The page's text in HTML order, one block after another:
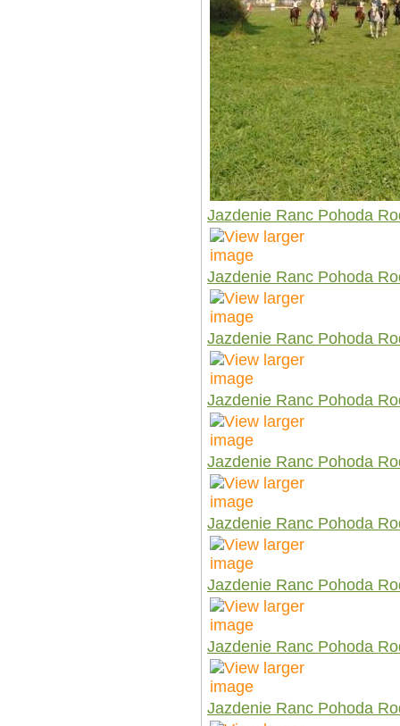
Jazdenie Ranc Pohoda
Jazdenie Ranc Pohoda
Jazdenie Ranc Pohoda
Jazdenie Ranc Pohoda
Jazdenie Ranc Pohoda
Jazdenie Ranc Pohoda
Jazdenie Ranc Pohoda
Jazdenie Ranc Pohoda
Jazdenie Ranc Pohoda